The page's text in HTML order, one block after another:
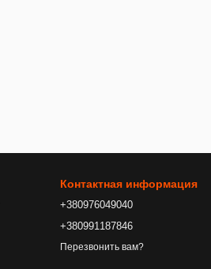
Контактная информация
+380976049040
+380991187846
Перезвонить вам?